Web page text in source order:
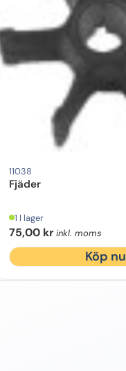
11038
Fjäder
1 I lager
75,00 kr inkl. moms
Köp nu